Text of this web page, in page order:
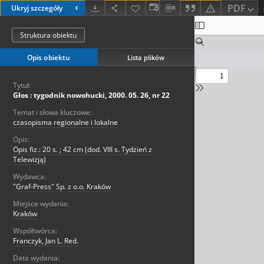
Ukryj szczegóły PDF
Struktura obiektu
Opis obiektu Lista plików
Tytuł:
Głos : tygodnik nowohucki, 2000. 05. 26, nr 22
Temat i słowa kluczowe:
czasopisma regionalne i lokalne
Opis:
Opis fiz.: 20 s. ; 42 cm (dod. VIII s. Tydzień z
Telewizją)
Wydawca:
"Graf-Press" Sp. z o.o. Kraków
Miejsce wydania:
Kraków
Współtwórca:
Franczyk, Jan L. Red.
Data wydania: